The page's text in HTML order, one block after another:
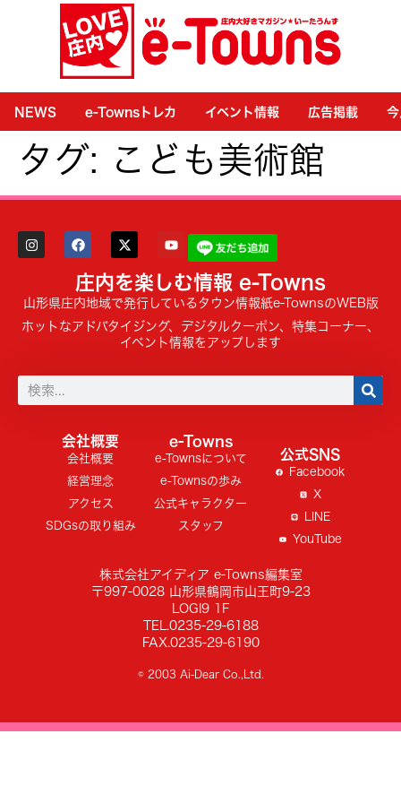
NEWS e-Townsトレカ イベント情報 広告掲載
タグ: こども美術館
庄内を楽しむ情報 e-Towns
山形県庄内地域で発行しているタウン情報紙e-TownsのWEB版
ホットなアドバタイジング、デジタルクーポン、特集コーナー、
イベント情報をアップします
会社概要
会社概要
経営理念
アクセス
SDGsの取り組み
e-Towns
e-Townsについて
e-Townsの歩み
公式キャラクター
スタッフ
公式SNS
Facebook
X
LINE
YouTube
株式会社アイディア e-Towns編集室
〒997-0028 山形県鶴岡市山王町9-23
LOGI9 1F
TEL.0235-29-6188
FAX.0235-29-6190
© 2003 Ai-Dear Co.,Ltd.